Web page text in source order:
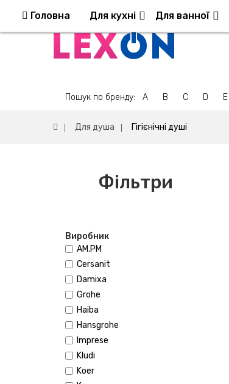
Головна Для кухні Для ванної
Пошук по бренду: A B C D E
Для душа Гігієнічні душі
Фільтри
Виробник
AM.PM
Cersanit
Damixa
Grohe
Haiba
Hansgrohe
Imprese
Kludi
Koer